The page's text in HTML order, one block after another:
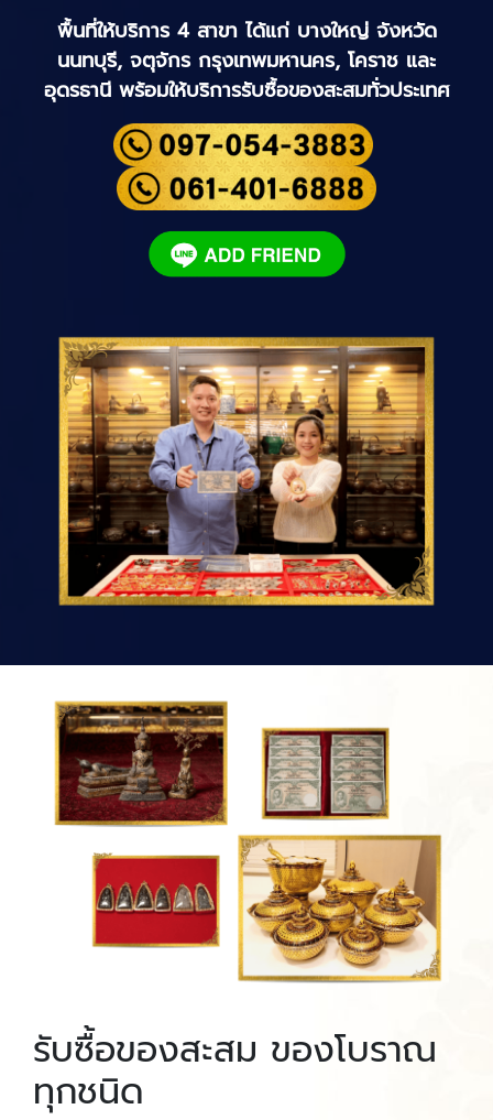
พื้นที่ให้บริการ 4 สาขา ได้แก่ บางใหญ่ จังหวัด
นนทบุรี, จตุจักร กรุงเทพมหานคร, โคราช และ
อุดรธานี พร้อมให้บริการรับซื้อของสะสมทั่วประเทศ
รับซื้อของสะสม ของโบราณ
ทุกชนิด